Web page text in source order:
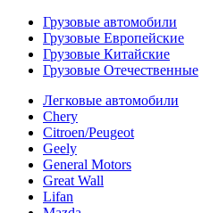
Грузовые автомобили
Грузовые Европейские
Грузовые Китайские
Грузовые Отечественные
Легковые автомобили
Chery
Citroen/Peugeot
Geely
General Motors
Great Wall
Lifan